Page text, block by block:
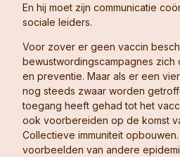
En hij moet zijn communicatie
sociale leiders.
Voor zover er geen vaccin
bewustwordingscampagnes zich
en preventie. Maar als er een
nog steeds zwaar worden
toegang heeft gehad tot het
ook voorbereiden op de komst
Collectieve immuniteit
voorbeelden van andere